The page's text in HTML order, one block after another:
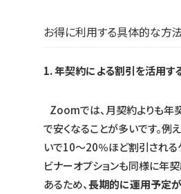
お得に利用する具体的な方
1. 年契約による割引を活用す
Zoomでは、月契約よりも年
で安くなることが多いです。例
いで10～20％ほど割引される
ビナーオプションも同様に年
あるため、長期的に運用予定